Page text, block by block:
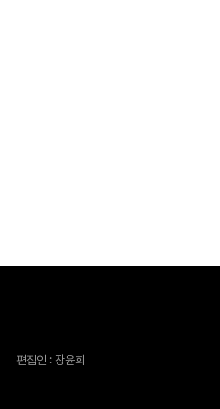
편집인 : 장윤희